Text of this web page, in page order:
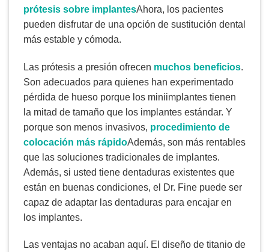
prótesis sobre implantesAhora, los pacientes
pueden disfrutar de una opción de sustitución dental
más estable y cómoda.
Las prótesis a presión ofrecen muchos beneficios.
Son adecuados para quienes han experimentado
pérdida de hueso porque los miniimplantes tienen
la mitad de tamaño que los implantes estándar. Y
porque son menos invasivos, procedimiento de
colocación más rápidoAdemás, son más rentables
que las soluciones tradicionales de implantes.
Además, si usted tiene dentaduras existentes que
están en buenas condiciones, el Dr. Fine puede ser
capaz de adaptar las dentaduras para encajar en
los implantes.
Las ventajas no acaban aquí. El diseño de titanio de